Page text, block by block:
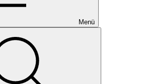
Menü